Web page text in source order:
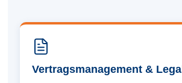
Vertrags­management & Legal